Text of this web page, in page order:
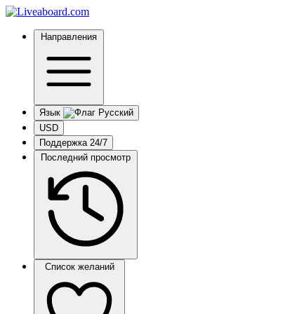
Направления
Язык
USD
Поддержка 24/7
Последний просмотр
Список желаний